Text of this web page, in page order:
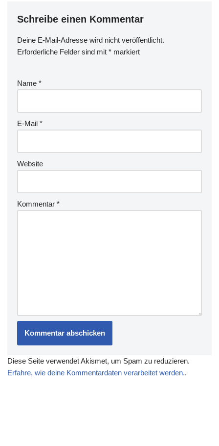
Schreibe einen Kommentar
Deine E-Mail-Adresse wird nicht veröffentlicht.
Erforderliche Felder sind mit * markiert
Name *
E-Mail *
Website
Kommentar *
Diese Seite verwendet Akismet, um Spam zu reduzieren.
Erfahre, wie deine Kommentardaten verarbeitet werden..